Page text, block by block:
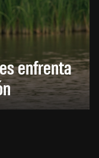
enfrenta